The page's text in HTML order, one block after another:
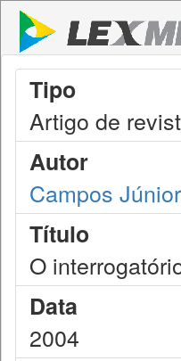
Tipo
Artigo de
Autor
Campos
Título
O
Data
2004